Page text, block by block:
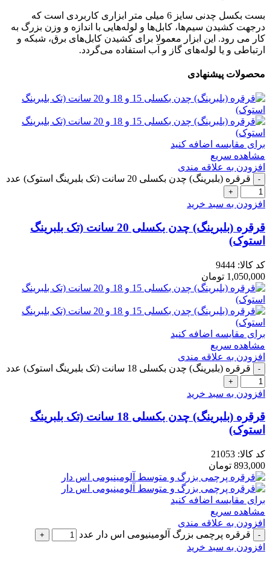
بست بکسل چدنی سایز 6 میلی متر ابزاری کاربردی است که
درجهت کشیدن سیم‌ها، کابل‌ها و لوله‌هایی با اندازه و وزن بزرگ به
کار می رود. این ابزار معمولا برای کشیدن کابل‌های برق، شبکه و
ارتباطی و یا لوله‌های گاز و آب استفاده می‌گردد.
محصولات پیشنهادی
برای مقایسه اضافه کنید
مشاهده سریع
افزودن به علاقه مندی
قرقره (بلبرینگ) چدن بکسلی 20 سانت (تک بلبرینگ استوک) عدد
افزودن به سبد خرید
قرقره (بلبرینگ) چدن بکسلی 20 سانت (تک بلبرینگ
استوک)
کد کالا: 9444
1,050,000 تومان
برای مقایسه اضافه کنید
مشاهده سریع
افزودن به علاقه مندی
قرقره (بلبرینگ) چدن بکسلی 18 سانت (تک بلبرینگ استوک) عدد
افزودن به سبد خرید
قرقره (بلبرینگ) چدن بکسلی 18 سانت (تک بلبرینگ
استوک)
کد کالا: 21053
893,000 تومان
برای مقایسه اضافه کنید
مشاهده سریع
افزودن به علاقه مندی
قرقره پرچمی بزرگ آلومینیومی اس دار عدد
افزودن به سبد خرید